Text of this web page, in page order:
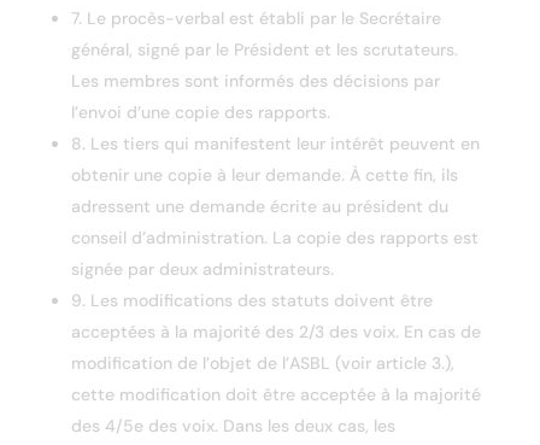
7. Le procès-verbal est établi par le Secrétaire
général, signé par le Président et les scrutateurs.
Les membres sont informés des décisions par
l’envoi d’une copie des rapports.
8. Les tiers qui manifestent leur intérêt peuvent en
obtenir une copie à leur demande. À cette fin, ils
adressent une demande écrite au président du
conseil d’administration. La copie des rapports est
signée par deux administrateurs.
9. Les modifications des statuts doivent être
acceptées à la majorité des 2/3 des voix. En cas de
modification de l’objet de l’ASBL (voir article 3.),
cette modification doit être acceptée à la majorité
des 4/5e des voix. Dans les deux cas, les